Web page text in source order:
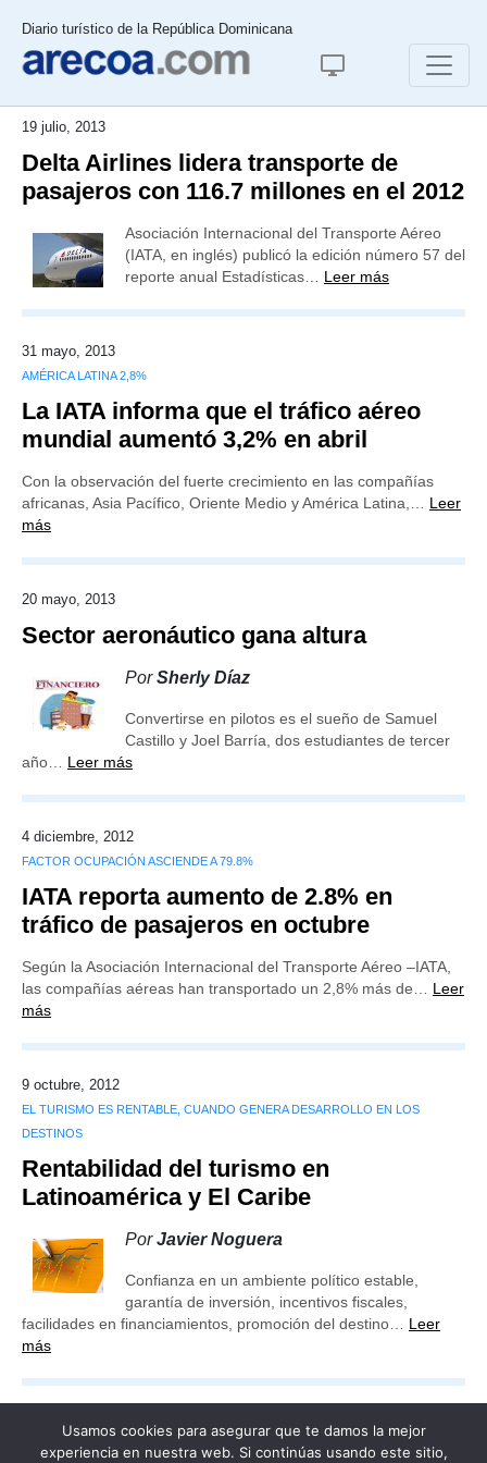
Diario turístico de la República Dominicana
19 julio, 2013
Delta Airlines lidera transporte de
pasajeros con 116.7 millones en el 2012
Asociación Internacional del Transporte Aéreo
(IATA, en inglés) publicó la edición número 57 del
reporte anual Estadísticas… Leer más
31 mayo, 2013
AMÉRICA LATINA 2,8%
La IATA informa que el tráfico aéreo
mundial aumentó 3,2% en abril
Con la observación del fuerte crecimiento en las compañías
africanas, Asia Pacífico, Oriente Medio y América Latina,… Leer
más
20 mayo, 2013
Sector aeronáutico gana altura
PorSherly Díaz
Convertirse en pilotos es el sueño de Samuel
Castillo y Joel Barría, dos estudiantes de tercer
año… Leer más
4 diciembre, 2012
FACTOR OCUPACIÓN ASCIENDE A 79.8%
IATA reporta aumento de 2.8% en
tráfico de pasajeros en octubre
Según la Asociación Internacional del Transporte Aéreo –IATA,
las compañías aéreas han transportado un 2,8% más de… Leer
más
9 octubre, 2012
EL TURISMO ES RENTABLE, CUANDO GENERA DESARROLLO EN LOS
DESTINOS
Rentabilidad del turismo en
Latinoamérica y El Caribe
PorJavier Noguera
Confianza en un ambiente político estable,
garantía de inversión, incentivos fiscales,
facilidades en financiamientos, promoción del destino… Leer
más
Usamos cookies para asegurar que te damos la mejor
experiencia en nuestra web. Si continúas usando este sitio,